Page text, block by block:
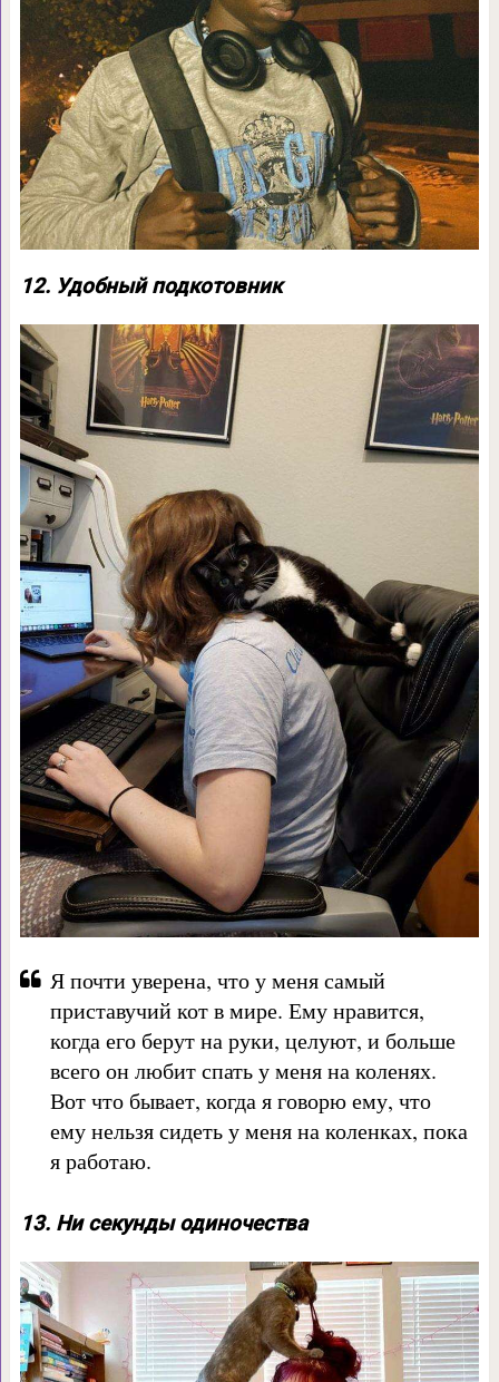
12. Удобный подкотовник
Я почти уверена, что у меня самый
приставучий кот в мире. Ему нравится,
когда его берут на руки, целуют, и больше
всего он любит спать у меня на коленях.
Вот что бывает, когда я говорю ему, что
ему нельзя сидеть у меня на коленках, пока
я работаю.
13. Ни секунды одиночества